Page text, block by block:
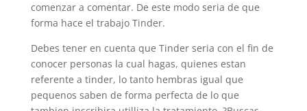
comenzar a comentar. De este modo seri­a de que
forma hace el trabajo Tinder.
Debes tener en cuenta que Tinder seri­a con el fin de
conocer personas la cual hagas, quienes estan
referente a tinder, lo tanto hembras igual que
pequenos saben de forma perfecta de lo que